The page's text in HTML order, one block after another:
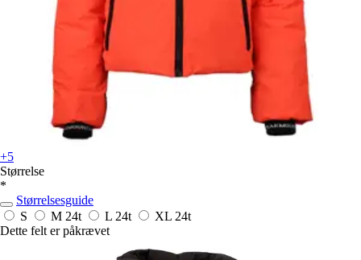
+5
Størrelse
*
Størrelsesguide
S
M 24t L 24t XL 24t
Dette felt er påkrævet